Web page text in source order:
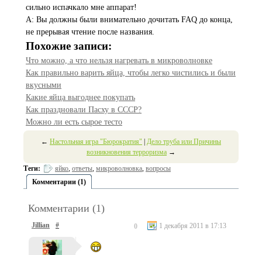
сильно испачкало мне аппарат!
A: Вы должны были внимательно дочитать FAQ до конца,
не прерывая чтение после названия.
Похожие записи:
Что можно, а что нельзя нагревать в микроволновке
Как правильно варить яйца, чтобы легко чистились и были
вкусными
Какие яйца выгоднее покупать
Как праздновали Пасху в СССР?
Можно ли есть сырое тесто
← Настольная игра "Бюрократия"
Дело труба или Причины
возникновения терроризма →
Теги:
яйко, ответы, микроволновка, вопросы
Комментарии (1)
Комментарии (1)
Jillian # 1 декабря 2011 в 17:13
0